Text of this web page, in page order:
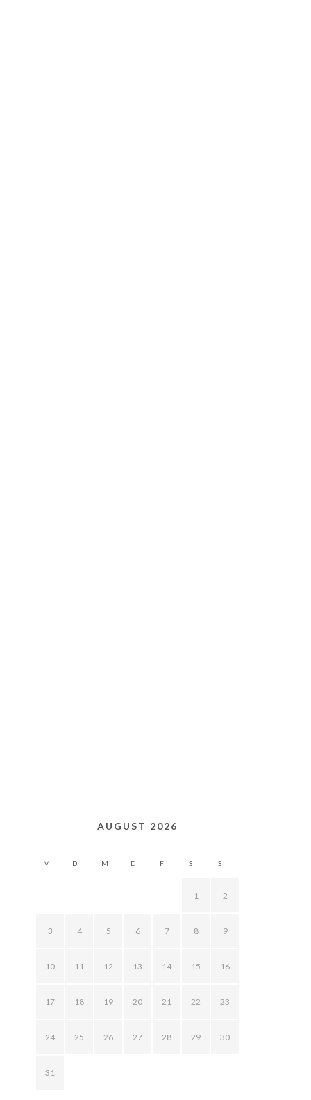
AUGUST 2026
M D M D F S S
1 2
3 4 5 6 7 8 9
10 11 12 13 14 15 16
17 18 19 20 21 22 23
24 25 26 27 28 29 30
31